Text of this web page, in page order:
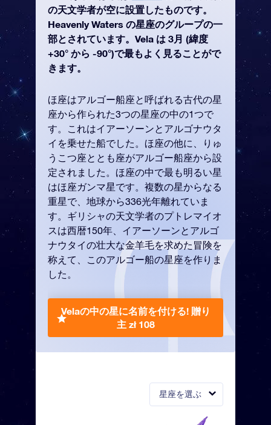
星座を選ぶ
の天文学者が空に設置したものです。
Heavenly Waters の星座のグループの一
部とされています。Vela は 3月 (緯度
+30° から -90°)で最もよく見ることがで
きます。
ほ座はアルゴー船座と呼ばれる古代の星
座から作られた3つの星座の中の1つで
す。これはイアーソーンとアルゴナウタ
イを乗せた船でした。ほ座の他に、りゅ
うこつ座ととも座がアルゴー船座から設
定されました。ほ座の中で最も明るい星
はほ座ガンマ星です。複数の星からなる
重星で、地球から336光年離れていま
す。ギリシャの天文学者のプトレマイオ
スは西暦150年、イアーソーンとアルゴ
ナウタイの壮大な金羊毛を求めた冒険を
称えて、このアルゴー船の星座を作りま
した。
Velaの中の星に名前を付ける! 贈り
主 zł 108